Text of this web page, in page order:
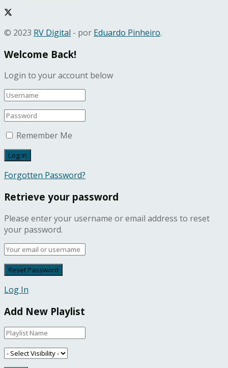
© 2023 RV Digital - por Eduardo Pinheiro.
Welcome Back!
Login to your account below
Remember Me
Forgotten Password?
Retrieve your password
Please enter your username or email address to reset
your password.
Log In
Add New Playlist